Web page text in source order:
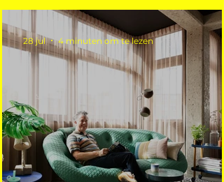
28 jul 4 minuten om te lezen